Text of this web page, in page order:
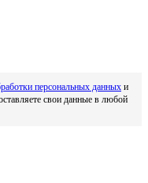
персональных данных и
свои данные в любой